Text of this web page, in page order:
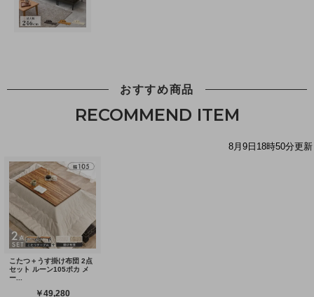
おすすめ商品
RECOMMEND ITEM